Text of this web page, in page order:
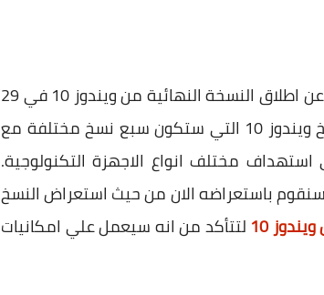
، فمع الاعلان رسميا عن اطلاق النسخة النهائية من ويندوز 10 في 29
يوليو، اصبحت جميع الاخبار رسمية ومن مايكروسوفت. وقد قامت بالاعلان عن نسخ ويندوز 10 التي ستكون سبع نسخ مختلفة مع
في استهداف مختلف انواع الاجهزة التكنولوجية.
باستعراضه الان من حيث استعراض النسخ
10
لتتأكد من انه سيعمل علي امكانيات